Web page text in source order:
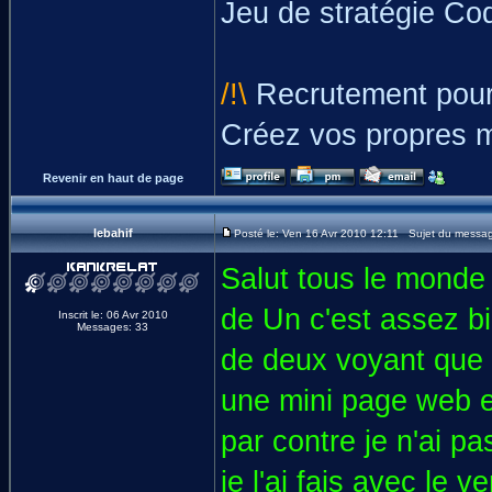
Jeu de stratégie
/!\ Recrutement
Créez vos propres
Revenir en haut de page
lebahif Posté le: Ven 16 Avr 2010 12:11 Sujet du
Inscrit le: 06 Avr 2010
Messages: 33
Salut tous le monde
de Un c'est assez
de deux voyant
une mini page web
par contre je n'ai
je l'ai fais avec le